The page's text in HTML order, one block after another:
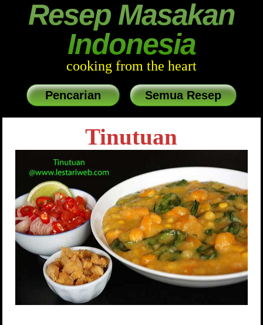
Resep Masakan
Indonesia
cooking from the heart
Pencarian Semua Resep
Tinutuan